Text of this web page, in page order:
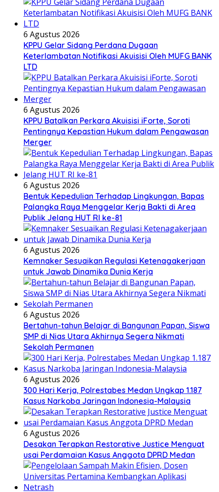
6 Agustus 2026
KPPU Gelar Sidang Perdana Dugaan
Keterlambatan Notifikasi Akuisisi Oleh MUFG BANK
LTD
6 Agustus 2026
KPPU Batalkan Perkara Akuisisi iForte, Soroti
Pentingnya Kepastian Hukum dalam Pengawasan
Merger
6 Agustus 2026
Bentuk Kepedulian Terhadap Lingkungan, Bapas
Palangka Raya Menggelar Kerja Bakti di Area
Publik Jelang HUT RI ke-81
6 Agustus 2026
Kemnaker Sesuaikan Regulasi Ketenagakerjaan
untuk Jawab Dinamika Dunia Kerja
6 Agustus 2026
Bertahun-tahun Belajar di Bangunan Papan, Siswa
SMP di Nias Utara Akhirnya Segera Nikmati
Sekolah Permanen
6 Agustus 2026
300 Hari Kerja, Polrestabes Medan Ungkap 1.187
Kasus Narkoba Jaringan Indonesia-Malaysia
6 Agustus 2026
Desakan Terapkan Restorative Justice Menguat
usai Perdamaian Kasus Anggota DPRD Medan